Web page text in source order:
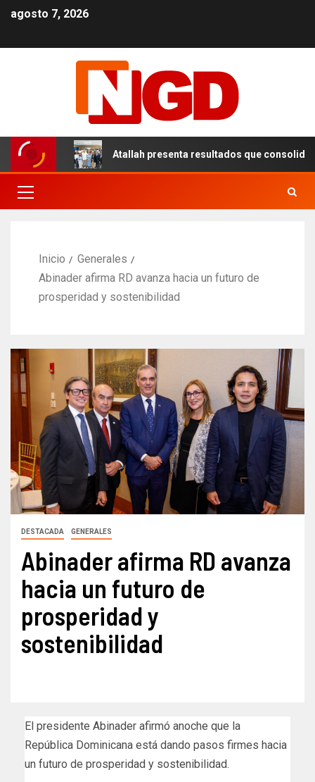
agosto 7, 2026
Atallah presenta resultados que consolidan un
Inicio
Generales
Abinader afirma RD avanza hacia un futuro de
prosperidad y sostenibilidad
DESTACADA GENERALES
Abinader afirma RD avanza
hacia un futuro de
prosperidad y
sostenibilidad
El presidente Abinader afirmó anoche que la
República Dominicana está dando pasos firmes hacia
un futuro de prosperidad y sostenibilidad.